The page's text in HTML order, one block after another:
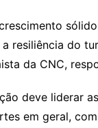
resiliência do
da CNC,
deve liderar
em geral,